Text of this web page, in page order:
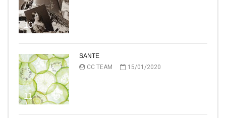
10
11
SANTE
CC TEAM
15/01/2020